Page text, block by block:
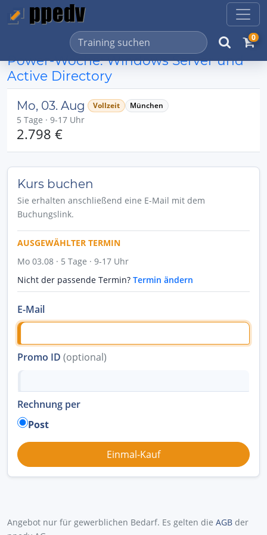
0
Power-Woche: Windows Server und
Active Directory
Mo, 03. Aug Vollzeit München
5 Tage · 9-17 Uhr
2.798 €
Kurs buchen
Sie erhalten anschließend eine E-Mail mit dem
Buchungslink.
AUSGEWÄHLTER TERMIN
Mo 03.08 · 5 Tage · 9-17 Uhr
Nicht der passende Termin? Termin ändern
E-Mail
Promo ID (optional)
Rechnung per
Post
Angebot nur für gewerblichen Bedarf. Es gelten die AGB der